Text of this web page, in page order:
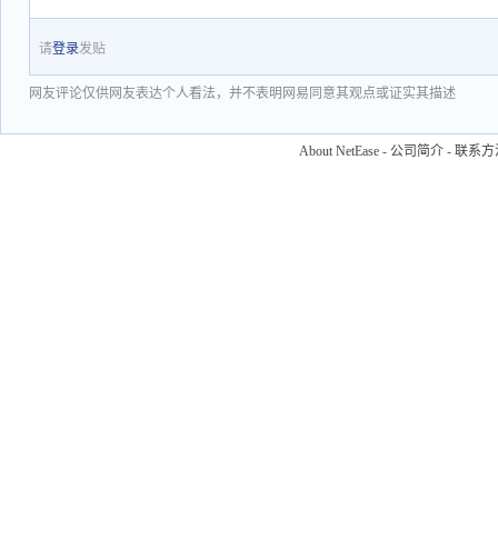
请登录发贴
网友评论仅供网友表达个人看法，并不表明网易同意其观点或证实其描述
About NetEase - 公司简介 - 联系方